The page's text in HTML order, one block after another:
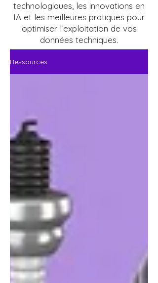
technologiques, les innovations en
IA et les meilleures pratiques pour
optimiser l’exploitation de vos
données techniques.
Ressources